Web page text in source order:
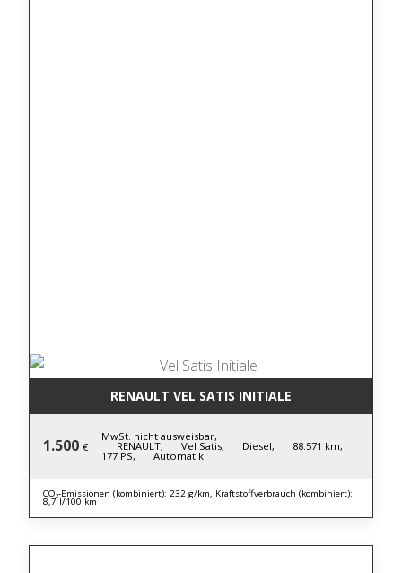
RENAULT VEL SATIS INITIALE
1.500 €
MwSt. nicht ausweisbar,
RENAULT, Vel Satis, Diesel, 88.571 km,
177 PS, Automatik
CO₂-Emissionen (kombiniert): 232 g/km, Kraftstoffverbrauch (kombiniert):
8,7 l/100 km